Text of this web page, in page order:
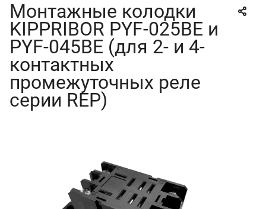
Монтажные колодки
KIPPRIBOR PYF-025BE и
PYF-045BE (для 2- и 4-
контактных
промежуточных реле
серии REP)